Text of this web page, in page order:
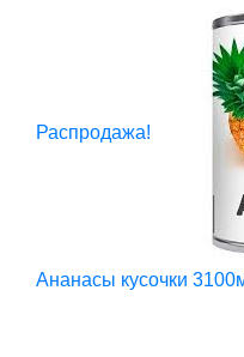
Распродажа!
Ананасы кусочки